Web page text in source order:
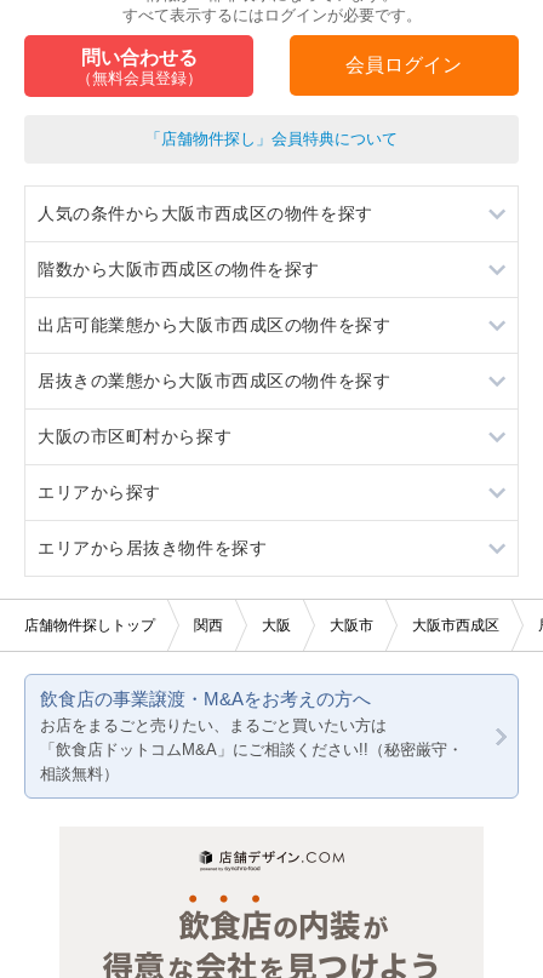
すべて表示するにはログインが必要です。
問い合わせる
（無料会員登録）
会員ログイン
「店舗物件探し」会員特典について
人気の条件から大阪市西成区の物件を探す
居抜き
スケルトン
ロードサイド物件
看板取り付け可
10坪以下
20坪以下
賃料10万円以下
階数から大阪市西成区の物件を探す
1階
2階
3階以上
出店可能業態から大阪市西成区の物件を探す
重飲食
軽飲食
バー・クラブ
美容室・理容室
サロン（マッサージ・エステ・ネイルなど）
物販・小売
ジム・教室・スタジオ
居抜きの業態から大阪市西成区の物件を探す
カラオケ・パブ・スナック
和食
その他
大阪の市区町村から探す
大阪市すべて
堺市すべて
大阪市都島区
大阪市此花区
大阪市西区
エリアから探す
大阪
京都
エリアから居抜き物件を探す
大阪
兵庫
店舗物件探しトップ 関西 大阪 大阪市 大阪市西成区
飲食店の事業譲渡・M&Aをお考えの方へ
お店をまるごと売りたい、まるごと買いたい方は
「飲食店ドットコムM&A」にご相談ください!!（秘密厳守・
相談無料）